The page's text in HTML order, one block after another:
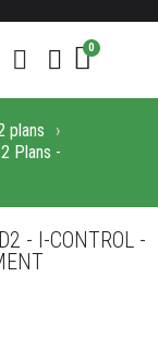
plans
Plans -
- I-CONTROL -